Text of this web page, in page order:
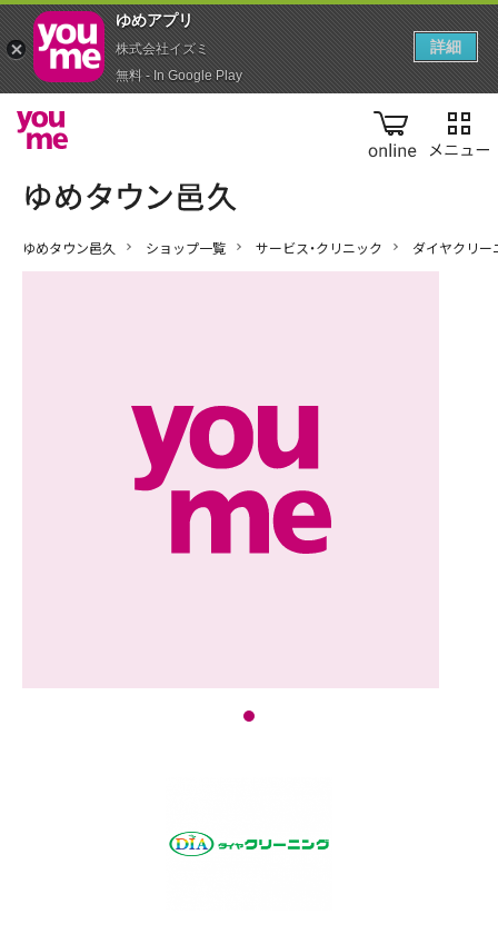
online
ゆめタウン邑久 ショップ一覧 サービス・クリニック ダイヤクリー
ゆめアプ‪リ‬
株式会社イズミ
無料 - In Google Play
詳細